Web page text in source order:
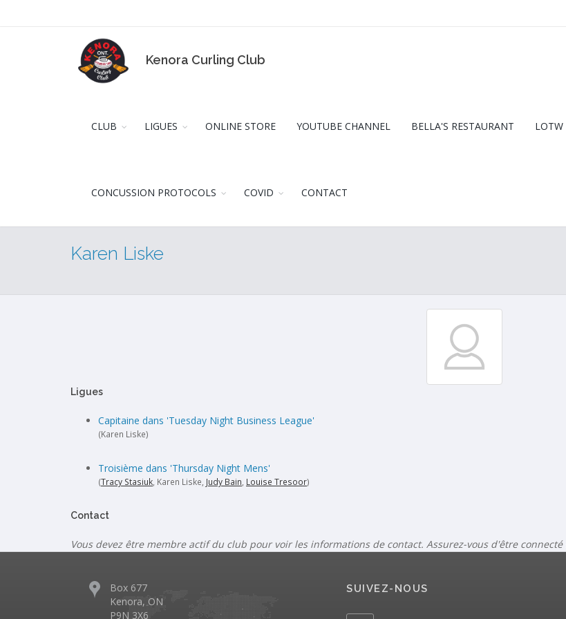
Kenora Curling Club
CLUB LIGUES ONLINE STORE YOUTUBE CHANNEL BELLA'S RESTAURANT LOTW
CONCUSSION PROTOCOLS COVID CONTACT
Karen Liske
Ligues
Capitaine dans 'Tuesday Night Business League'
(Karen Liske)
Troisième dans 'Thursday Night Mens'
(Tracy Stasiuk, Karen Liske, Judy Bain, Louise Tresoor)
Contact
Vous devez être membre actif du club pour voir les informations de contact. Assurez-vous d'être
Box 677
Kenora, ON
P9N 3X6
SUIVEZ-NOUS